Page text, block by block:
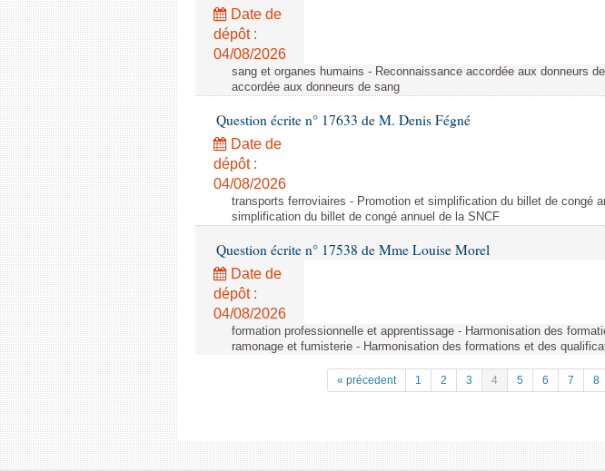
Date de
dépôt :
04/08/2026
sang et organes humains - Reconnaissance accordée aux donneurs
accordée aux donneurs de sang
Question écrite n° 17633 de M. Denis Fégné
Date de
dépôt :
04/08/2026
transports ferroviaires - Promotion et simplification du billet de congé
simplification du billet de congé annuel de la SNCF
Question écrite n° 17538 de Mme Louise Morel
Date de
dépôt :
04/08/2026
formation professionnelle et apprentissage - Harmonisation des
ramonage et fumisterie - Harmonisation des formations et des
« précedent 1 2 3 4 5 6 7 8